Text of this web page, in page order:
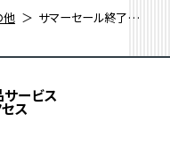
他 サマーセール終了間近 人気No.1のGIANT TCX でシクロクロスシーズンに備える！
サービス
ス